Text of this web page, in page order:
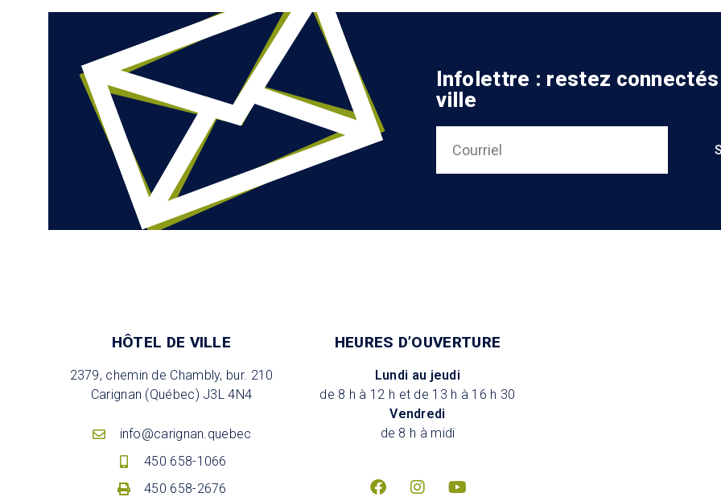
Infolettre : restez
ville
HÔTEL DE VILLE
2379, chemin de Chambly, bur. 210
Carignan (Québec) J3L 4N4
info@carignan.quebec
450 658-1066
450 658-2676
HEURES D’OUVERTURE
Lundi au jeudi
de 8 h à 12 h et de 13 h à 16 h 30
Vendredi
de 8 h à midi